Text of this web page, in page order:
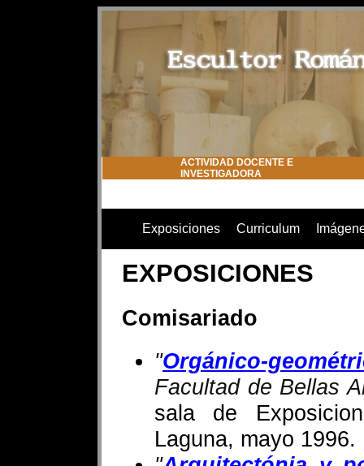
ACTIVIDAD DOCENTE E
INVESTIGADORA
Exposiciones Curriculum
EXPOSICIONES
Comisariado
"Orgánico-
Facultad de Bellas
sala de
Laguna, mayo 1996.